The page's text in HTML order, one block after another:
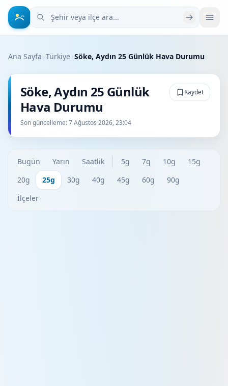
Şehir veya ilçe ara
Ana Sayfa ›Türkiye›Söke, Aydın 25 Günlük Hava Durumu
Söke, Aydın 25 Günlük
Hava Durumu
Son güncelleme:7 Ağustos 2026, 23:04
Kaydet
Bugün Yarın Saatlik 5g 7g 10g
15g
20g
25g 30g 40g 45g 60g
90g
İlçeler